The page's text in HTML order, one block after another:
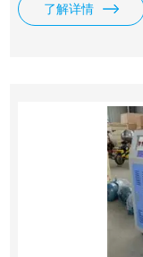
脆性温度和低温性能
了解详情